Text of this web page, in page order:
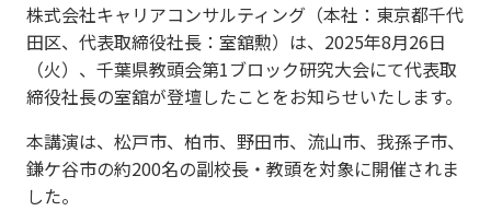
株式会社キャリアコンサルティング（本社：東京都千代
田区、代表取締役社長：室舘勲）は、2025年8月26日
（火）、千葉県教頭会第1ブロック研究大会にて代表取
締役社長の室舘が登壇したことをお知らせいたします。
本講演は、松戸市、柏市、野田市、流山市、我孫子市、
鎌ケ谷市の約200名の副校長・教頭を対象に開催されま
した。